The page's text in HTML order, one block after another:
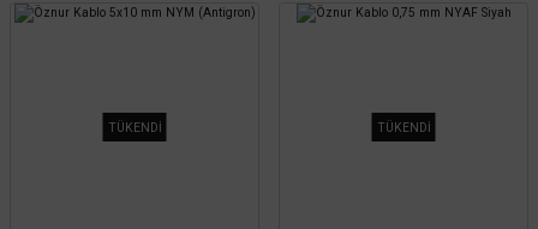
TÜKENDİ TÜKENDİ